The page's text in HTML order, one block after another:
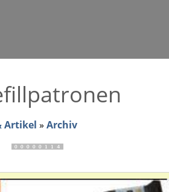
Artikel » Archiv